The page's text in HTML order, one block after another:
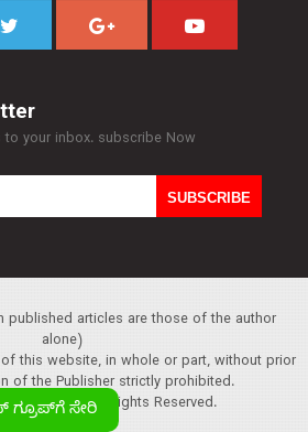
ಗ್ರೂಪ್‌ಗೆ ಸೇರಿ
your inbox. subscribe Now
published articles are those of the author
alone)
this website, in whole or part, without prior
of the Publisher strictly prohibited.
News13. All Rights Reserved.